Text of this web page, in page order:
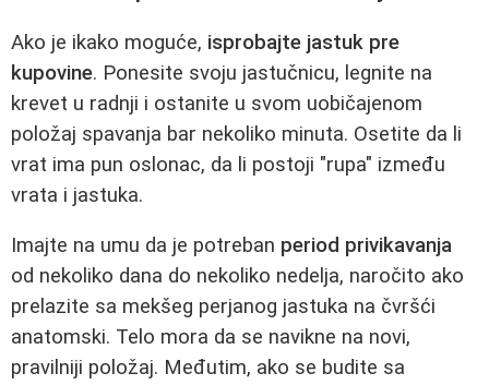
Ako je ikako moguće, isprobajte jastuk pre
kupovine. Ponesite svoju jastučnicu, legnite na
krevet u radnji i ostanite u svom uobičajenom
položaj spavanja bar nekoliko minuta. Osetite da li
vrat ima pun oslonac, da li postoji "rupa" između
vrata i jastuka.
Imajte na umu da je potreban period privikavanja
od nekoliko dana do nekoliko nedelja, naročito ako
prelazite sa mekšeg perjanog jastuka na čvršći
anatomski. Telo mora da se navikne na novi,
pravilniji položaj. Međutim, ako se budite sa